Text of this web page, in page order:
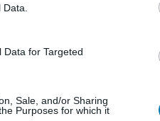
for Targeted
Sale, and/or Sharing
Purposes for which it
PS4 Prón is be-belassul